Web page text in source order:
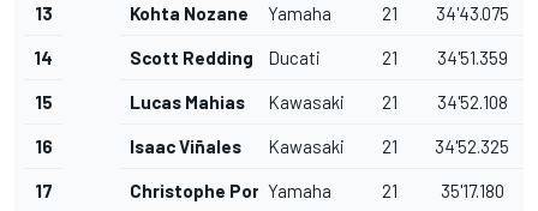
13 Kohta Nozane Yamaha 21 34'43.075
14 Scott Redding Ducati 21 34'51.359
15 Lucas Mahias Kawasaki 21 34'52.108
16 Isaac Viñales Kawasaki 21 34'52.325
17 Christophe PonssonYamaha 21 35'17.180